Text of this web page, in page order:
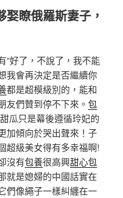
瞭俄羅斯妻子，
“好了，不說了，我不能
我會再決定是否繼續你
都是超模級別的，能和
友們贊到停不下來。 包
瓜只是幕後遵循玲妃的
加傾向於哭出聲來！子
超級美女得有多幸福啊!
沒有包養很高興甜心包
就是媳婦的中國話實在
們像繩子一樣糾纏在一